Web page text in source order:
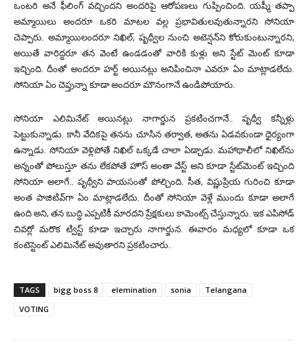
ఒంటరి అనే ఫీలింగ్ వచ్చిందని అందరిపై ఆరోపణలు గుప్పించింది. యష్మీ తప్పా
అమ్మాయిలు అందరూ ఒకరి మాటల వల్ల ప్రభావితులవుతున్నారని సోనియా
చెప్పారు. అమ్మాయిలందరూ నిఖిల్, పృథ్వీల నుంచి అటెన్షన్‌ని కోరుకుంటున్నారని,
అయితే వారిద్దరూ తన వెంటే ఉండడంతో వారికి కుళ్లు అని స్టేట్ మెంట్ కూడా
ఇచ్చింది. దీంతో అందరూ హర్ట్ అయినట్లు అనిపించినా ఎవరూ ఏం మాట్లాడలేదు.
సోనియా ఏం చెప్తున్నా కూడా అందరూ మౌనంగానే ఉండిపోయారు.
సోనియా ఎలిమినేట్ అయినట్లు నాగార్జున ప్రకటించగానే.. పృథ్వీ కన్నీళ్లు
పెట్టుకున్నాడు. కానీ వేదికపై తనను చూసిన తర్వాత, అతను ఏడవకుండా ధైర్యంగా
ఉన్నాడు. సోనియా వెళ్లిపోతే నిఖిల్ ఒక్కడే చాలా ఏడ్చాడు. మహాథాలీలో నిఖిల్‌ను
అన్నంతో పోలుస్తూ తను లేకపోతే హౌస్ అంతా వేస్ట్ అని కూడా స్టేట్‌మెంట్ ఇచ్చింది
సోనియా అలాగే.. పృథ్వీని పాయసంతో పోల్చింది. సీత, విష్ణుప్రియ గురించి కూడా
అంత పాజిటివ్‌గా ఏం మాట్లాడలేదు. దీంతో సోనియా వెళ్లే ముందు కూడా అలాగే
ఉంది అని, తన బుద్ధి ఎప్పటికీ మారదని ప్రేక్షకులు కామెంట్స్ చేస్తున్నారు. ఇక ఎపిసోడ్
చివర్లో మరొక ట్విస్ట్ కూడా ఇచ్చారు నాగార్జున. ఈవారం మధ్యలో కూడా ఒక
కంటెస్టెంట్ ఎలిమినేట్ అవుతారని ప్రకటించారు.
TAGS bigg boss 8 elemination sonia
Telangana
VOTING